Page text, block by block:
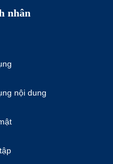
nhân
nội dung